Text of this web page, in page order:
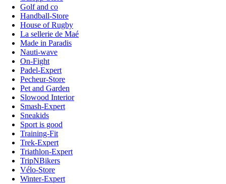
Golf and co
Handball-Store
House of Rugby
La sellerie de Maé
Made in Paradis
Nauti-wave
On-Fight
Padel-Expert
Pecheur-Store
Pet and Garden
Slowood Interior
Smash-Expert
Sneakids
Sport is good
Training-Fit
Trek-Expert
Triathlon-Expert
TripNBikers
Vélo-Store
Winter-Expert